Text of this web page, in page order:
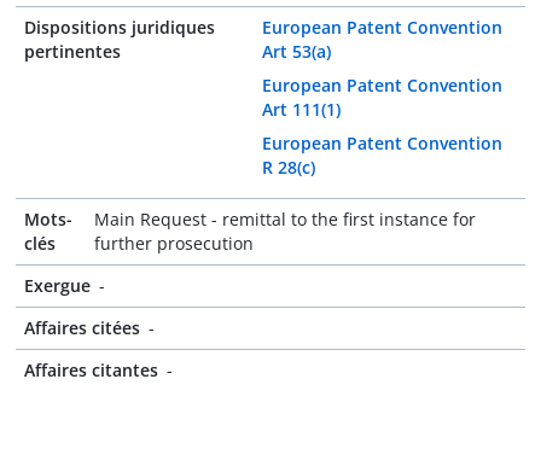
Dispositions juridiques
pertinentes
European Patent Convention
Art 53(a)
European Patent Convention
Art 111(1)
European Patent Convention
R 28(c)
Mots-
clés
Main Request - remittal to the first instance for
further prosecution
Exergue -
Affaires citées -
Affaires citantes -